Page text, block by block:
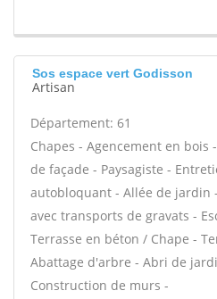
Sos espace vert Godisson
Artisan
Département: 61
Chapes - Agencement en bois
de façade - Paysagiste -
autobloquant - Allée de jardin
avec transports de gravats -
Terrasse en béton / Chape -
Abattage d'arbre - Abri de
Construction de murs -